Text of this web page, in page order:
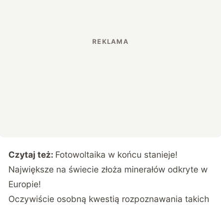
Czytaj też: Fotowoltaika w końcu stanieje!
Największe na świecie złoża minerałów odkryte w
Europie!
Oczywiście osobną kwestią rozpoznawania takich